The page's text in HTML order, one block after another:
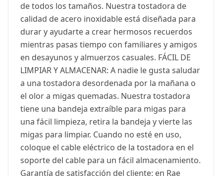
de todos los tamaños. Nuestra tostadora de
calidad de acero inoxidable está diseñada para
durar y ayudarte a crear hermosos recuerdos
mientras pasas tiempo con familiares y amigos
en desayunos y almuerzos casuales. FÁCIL DE
LIMPIAR Y ALMACENAR: A nadie le gusta saludar
a una tostadora desordenada por la mañana o
el olor a migas quemadas. Nuestra tostadora
tiene una bandeja extraíble para migas para
una fácil limpieza, retira la bandeja y vierte las
migas para limpiar. Cuando no esté en uso,
coloque el cable eléctrico de la tostadora en el
soporte del cable para un fácil almacenamiento.
Garantía de satisfacción del cliente: en Rae